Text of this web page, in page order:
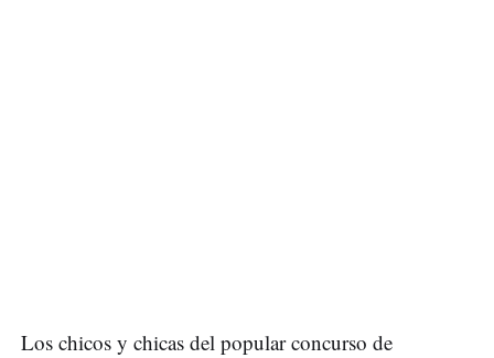
Los chicos y chicas del popular concurso de